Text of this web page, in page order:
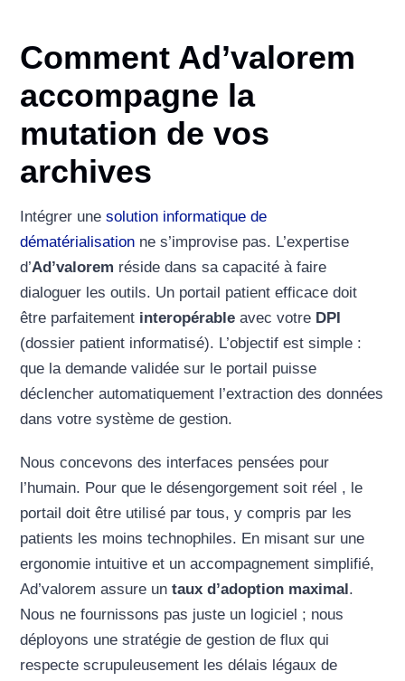
Comment Ad’valorem
accompagne la
mutation de vos
archives
Intégrer une solution informatique de
dématérialisation ne s’improvise pas. L’expertise
d’Ad’valorem réside dans sa capacité à faire
dialoguer les outils. Un portail patient efficace doit
être parfaitement interopérable avec votre DPI
(dossier patient informatisé). L’objectif est simple :
que la demande validée sur le portail puisse
déclencher automatiquement l’extraction des données
dans votre système de gestion.
Nous concevons des interfaces pensées pour
l’humain. Pour que le désengorgement soit réel , le
portail doit être utilisé par tous, y compris par les
patients les moins technophiles. En misant sur une
ergonomie intuitive et un accompagnement simplifié,
Ad’valorem assure un taux d’adoption maximal .
Nous ne fournissons pas juste un logiciel ; nous
déployons une stratégie de gestion de flux qui
respecte scrupuleusement les délais légaux de